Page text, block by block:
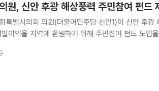
원, 신안 후광 해상풍력 주민참여 펀드
특별시의회 의원(더불어민주당·신안1)이 신안 후광
익을 지역에 환원하기 위해 주민참여 펀드 도입을 제안했다.
여할 수 없었던 구조"라며 "행정이 주도하는 펀드야